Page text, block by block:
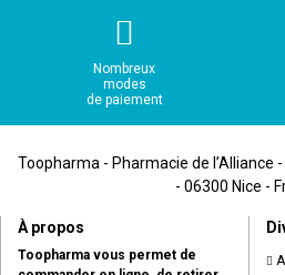
Nombreux
modes
de paiement
Toopharma - Pharmacie de l’Alliance
- 06300 Nice -
À propos
Toopharma vous permet de